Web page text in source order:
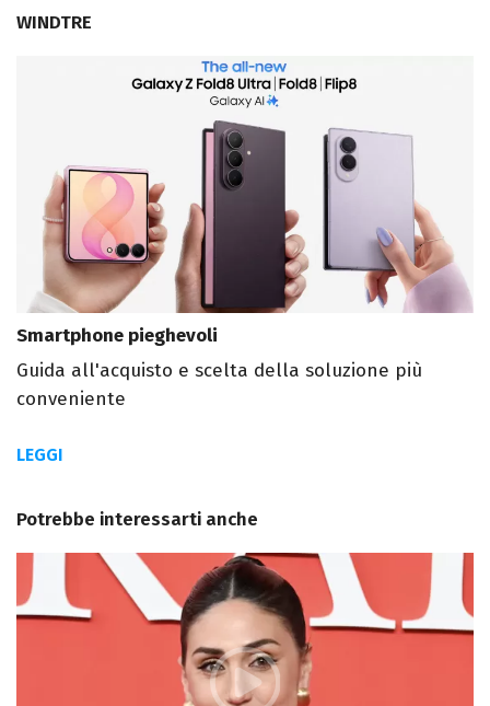
WINDTRE
Smartphone pieghevoli
Guida all'acquisto e scelta della soluzione più
conveniente
LEGGI
Potrebbe interessarti anche